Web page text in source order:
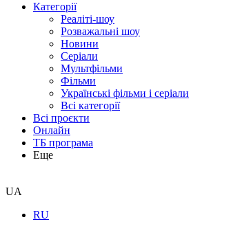
Категорії
Реаліті-шоу
Розважальні шоу
Новини
Серіали
Мультфільми
Фільми
Українські фільми і серіали
Всі категорії
Всі проєкти
Онлайн
ТБ програма
Еще
UA
RU